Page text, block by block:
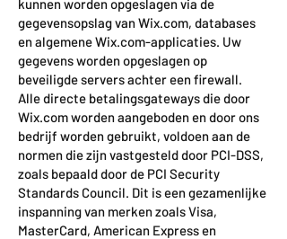
kunnen worden opgeslagen via de
gegevensopslag van Wix.com, databases
en algemene Wix.com-applicaties. Uw
gegevens worden opgeslagen op
beveiligde servers achter een firewall.
Alle directe betalingsgateways die door
Wix.com worden aangeboden en door ons
bedrijf worden gebruikt, voldoen aan de
normen die zijn vastgesteld door PCI-DSS,
zoals bepaald door de PCI Security
Standards Council. Dit is een gezamenlijke
inspanning van merken zoals Visa,
MasterCard, American Express en